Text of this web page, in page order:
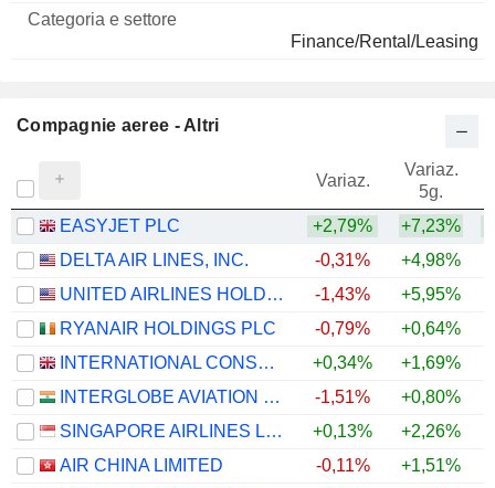
Finance/Rental/Leasing
Compagnie aeree - Altri
Variaz.
Variaz.
5g.
EASYJET PLC +2,79% +7,23%
DELTA AIR LINES, INC.
-0,31% +4,98%
UNITED AIRLINES HOLDINGS, INC.
-1,43% +5,95%
RYANAIR HOLDINGS PLC
-0,79% +0,64%
INTERNATIONAL CONSOLIDATED AIRLINES GROUP, S.A.
+0,34% +1,69%
INTERGLOBE AVIATION LIMITED
-1,51% +0,80%
SINGAPORE AIRLINES LIMITED
+0,13% +2,26%
AIR CHINA LIMITED
-0,11% +1,51%